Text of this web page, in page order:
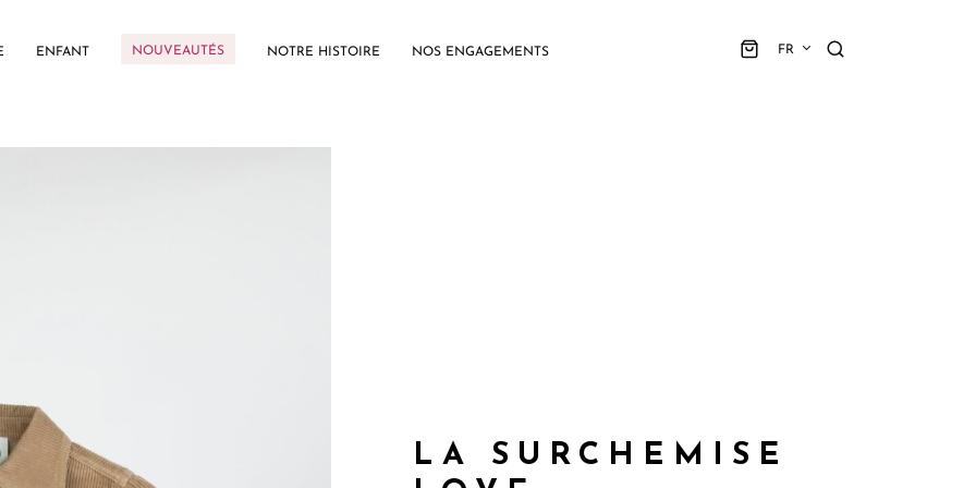
ENFANT NOUVEAUTÉS NOTRE HISTOIRE NOS ENGAGEMENTS FR
LA SURCHEMISE